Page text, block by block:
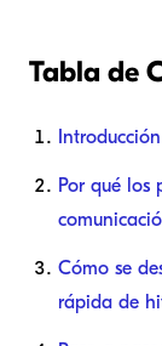
Tabla de
Introducción
Por qué los
Cómo se
rápida de